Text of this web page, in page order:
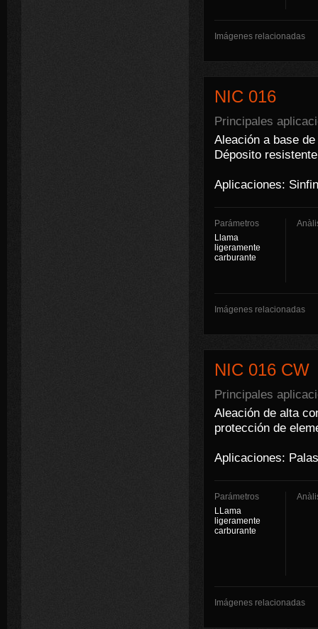
Imágenes relacionadas
NIC 016
Principales
Aleación a base
Déposito
Aplicaciones:
Parámetros
Llama
ligeramente
carburante
Imágenes relacionadas
NIC 016 CW
Principales
Aleación de alta
protección de
Aplicaciones:
Parámetros
LLama
ligeramente
carburante
Imágenes relacionadas